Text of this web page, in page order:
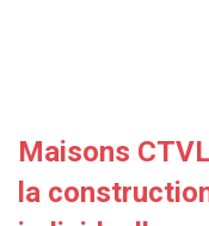
Maisons
la